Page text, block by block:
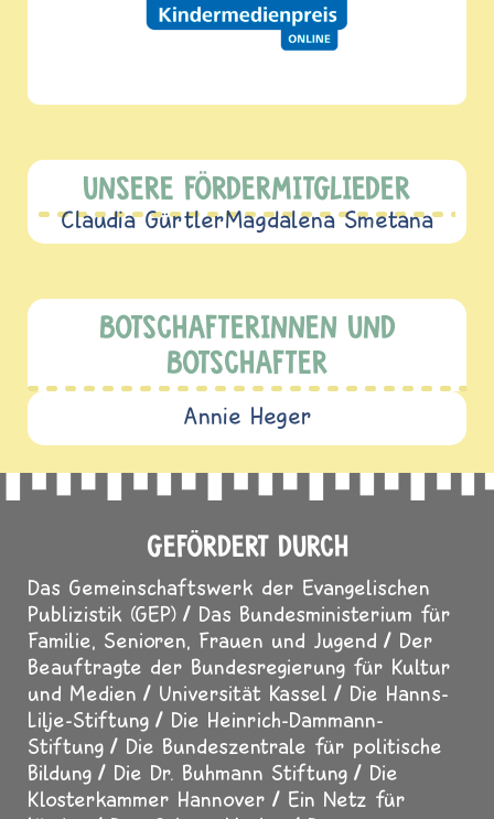
UNSERE FÖRDERMITGLIEDER
Claudia GürtlerMagdalena Smetana
BOTSCHAFTERINNEN UND
BOTSCHAFTER
Annie Heger
GEFÖRDERT DURCH
Das Gemeinschaftswerk der Evangelischen
Publizistik (GEP)
Das Bundesministerium für
Familie, Senioren, Frauen und Jugend
Der
Beauftragte der Bundesregierung für Kultur
und Medien
Universität Kassel
Die Hanns-
Lilje-Stiftung
Die Heinrich-Dammann-
Stiftung
Die Bundeszentrale für politische
Bildung
Die Dr. Buhmann Stiftung
Die
Klosterkammer Hannover
Ein Netz für